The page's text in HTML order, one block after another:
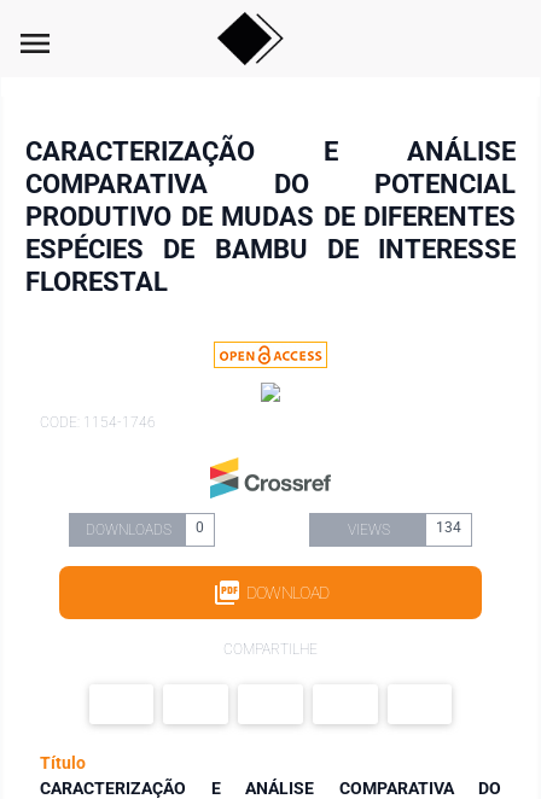
menu
CARACTERIZAÇÃO E ANÁLISE
COMPARATIVA DO POTENCIAL
PRODUTIVO DE MUDAS DE DIFERENTES
ESPÉCIES DE BAMBU DE INTERESSE
FLORESTAL
CODE: 1154-1746
DOWNLOADS 0 VIEWS 134
DOWNLOAD
COMPARTILHE
Título
CARACTERIZAÇÃO E ANÁLISE COMPARATIVA DO